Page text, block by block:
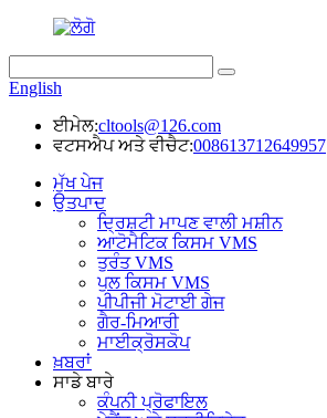
English
ਈਮੇਲ:cltools@126.com
ਵਟਸਐਪ ਅਤੇ ਵੀਚੈਟ:008613712649957
ਮੁੱਖ ਪੇਜ
ਉਤਪਾਦ
ਦ੍ਰਿਸ਼ਟੀ ਮਾਪਣ ਵਾਲੀ ਮਸ਼ੀਨ
ਆਟੋਮੈਟਿਕ ਕਿਸਮ VMS
ਤੁਰੰਤ VMS
ਪੁਲ ਕਿਸਮ VMS
ਪੀਪੀਜੀ ਮੋਟਾਈ ਗੇਜ
ਗੈਰ-ਮਿਆਰੀ
ਮਾਈਕ੍ਰੋਸਕੋਪ
ਖ਼ਬਰਾਂ
ਸਾਡੇ ਬਾਰੇ
ਕੰਪਨੀ ਪ੍ਰੋਫਾਇਲ